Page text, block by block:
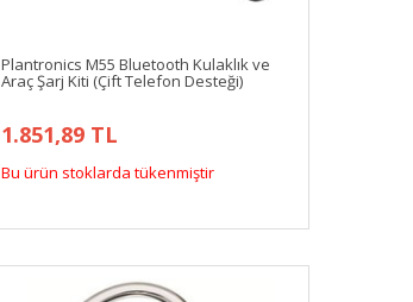
Plantronics M55 Bluetooth Kulaklık ve
Araç Şarj Kiti (Çift Telefon Desteği)
1.851,89 TL
Bu ürün stoklarda tükenmiştir